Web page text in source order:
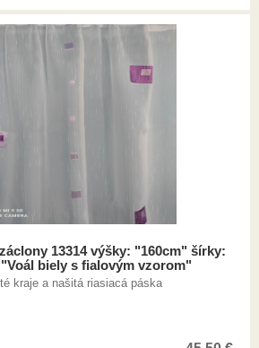
13314 výšky: "160cm" šírky:
biely s fialovým vzorom"
kraje a našitá riasiacá páska